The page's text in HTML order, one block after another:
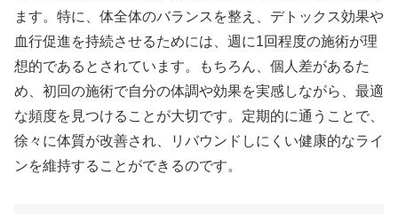
ます。特に、体全体のバランスを整え、デトックス効果や
血行促進を持続させるためには、週に1回程度の施術が理
想的であるとされています。もちろん、個人差があるた
め、初回の施術で自分の体調や効果を実感しながら、最適
な頻度を見つけることが大切です。定期的に通うことで、
徐々に体質が改善され、リバウンドしにくい健康的なライ
ンを維持することができるのです。